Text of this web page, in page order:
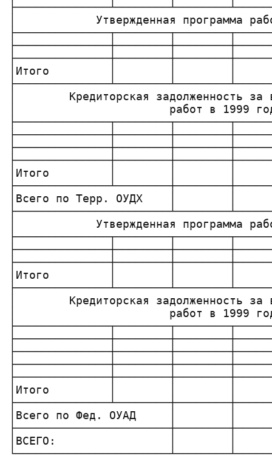
│            Утвержденная программа
│Итого         │        │        │
│        Кредиторская задолженность
│                       работ в 1999
│Итого         │        │        │
│Всего по Терр. ОУДХ    │
│            Утвержденная программа
│Итого         │        │        │
│        Кредиторская задолженность
│                       работ в 1999
│Итого         │        │        │
│Всего по Фед. ОУАД     │
│ВСЕГО:                 │        │